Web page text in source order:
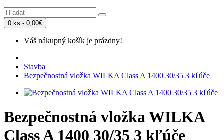
0 ks - 0,00€
Váš nákupný košík je prázdny!
Stavba
Bezpečnostná vložka WILKA Class A 1400 30/35 3 kľúče
Bezpečnostná vložka WILKA
Class A 1400 30/35 3 kľúče